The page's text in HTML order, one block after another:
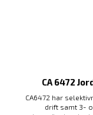
CA 6472
CA6472 har
drift samt 3-